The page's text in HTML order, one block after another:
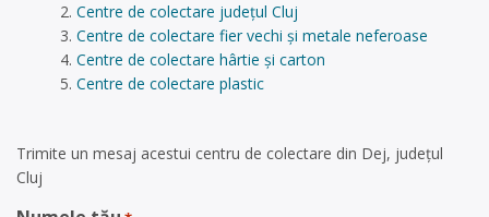
Centre de colectare județul Cluj
Centre de colectare fier vechi și metale neferoase
Centre de colectare hârtie și carton
Centre de colectare plastic
Trimite un mesaj acestui centru de colectare din Dej, județul
Cluj